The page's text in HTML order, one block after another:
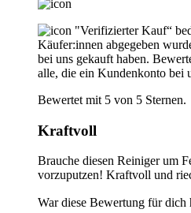
"Verifizierter Kauf“
Käufer:innen abgegeben
bei uns gekauft haben.
alle, die ein Kundenkonto bei
Bewertet mit 5 von 5 Sternen.
Kraftvoll
Brauche diesen Reiniger um
vorzuputzen! Kraftvoll und
War diese Bewertung für dich